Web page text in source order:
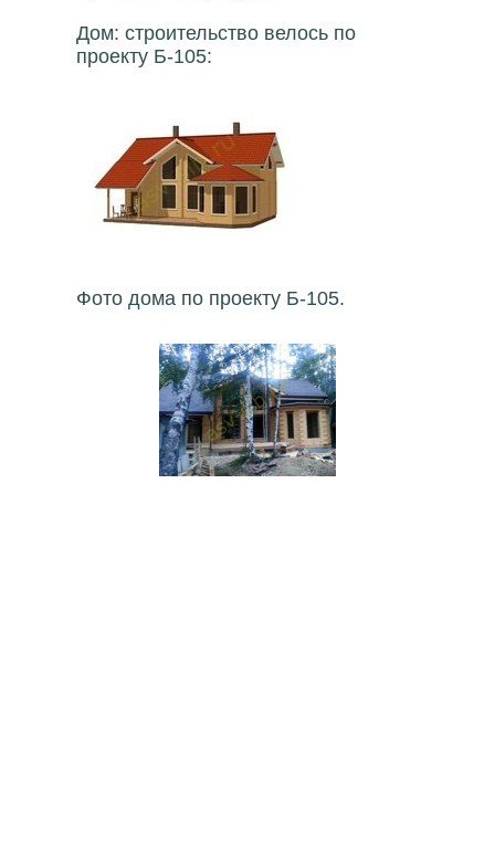
Дом: строительство велось по
проекту Б-105:
Фото дома по проекту Б-105.